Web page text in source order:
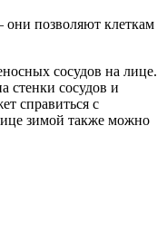
они позволяют клеткам
сосудов на лице.
стенки сосудов и
справиться с
зимой также можно